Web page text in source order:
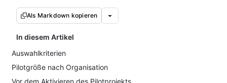
Als Markdown kopieren
In diesem Artikel
Auswahlkriterien
Pilotgröße nach Organisation
Vor dem Aktivieren des Pilotprojekts